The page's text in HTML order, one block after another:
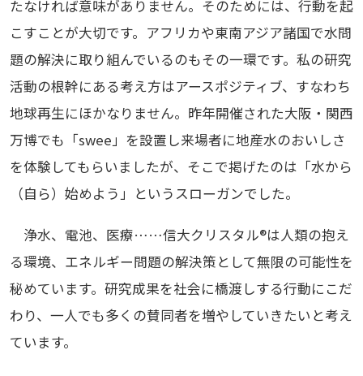
たなければ意味がありません。そのためには、行動を起
こすことが大切です。アフリカや東南アジア諸国で水問
題の解決に取り組んでいるのもその一環です。私の研究
活動の根幹にある考え方はアースポジティブ、すなわち
地球再生にほかなりません。昨年開催された大阪・関西
万博でも「swee」を設置し来場者に地産水のおいしさ
を体験してもらいましたが、そこで掲げたのは「水から
（自ら）始めよう」というスローガンでした。
浄水、電池、医療……信大クリスタル®は人類の抱え
る環境、エネルギー問題の解決策として無限の可能性を
秘めています。研究成果を社会に橋渡しする行動にこだ
わり、一人でも多くの賛同者を増やしていきたいと考え
ています。